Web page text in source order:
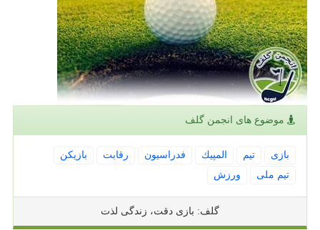
موضوع های انجمن گلف
بازی تیم المپیك فدراسیون رقابت
بازیكن
تیم ملی
ورزش
گلف: بازی دقت، زندگی لذت